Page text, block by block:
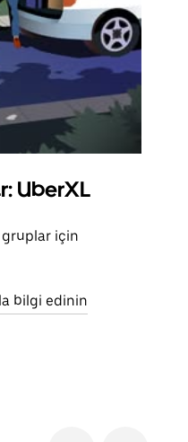
UberXL
gruplar için
bilgi edinin